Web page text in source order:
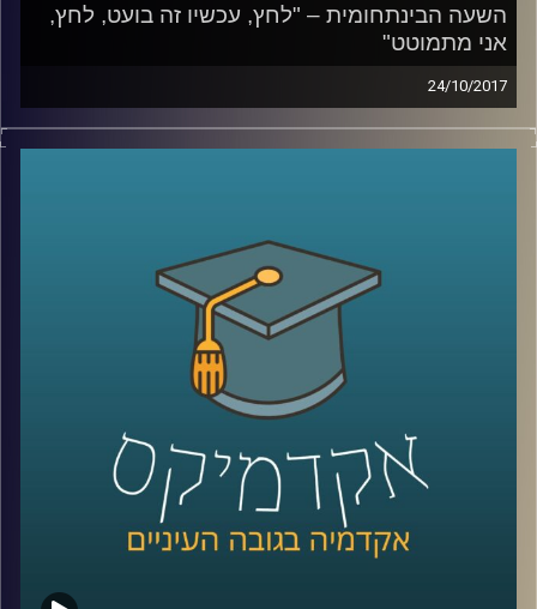
השעה הבינתחומית – "לחץ, עכשיו זה בועט, לחץ,
אני מתמוטט"
24/10/2017
כיצד מנגנון הסטרס שומר עלינו ומתי הוא
דומיננטי באורח החיים המערבי ומסבירה למה
לזברות אין אולקוס
AudioVersity